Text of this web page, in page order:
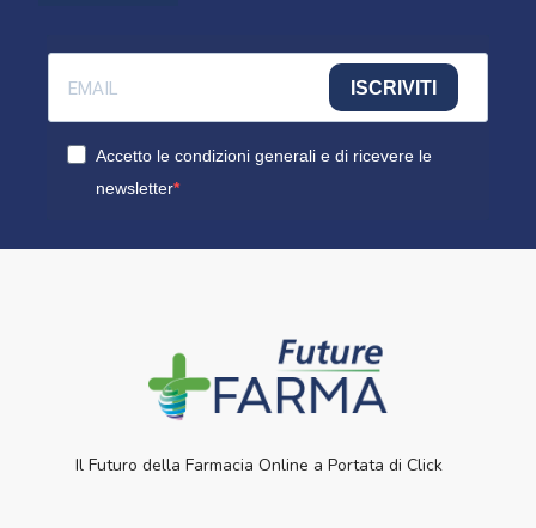
ISCRIVITI
Accetto le condizioni generali e di ricevere le
newsletter
Il Futuro della Farmacia Online a Portata di Click